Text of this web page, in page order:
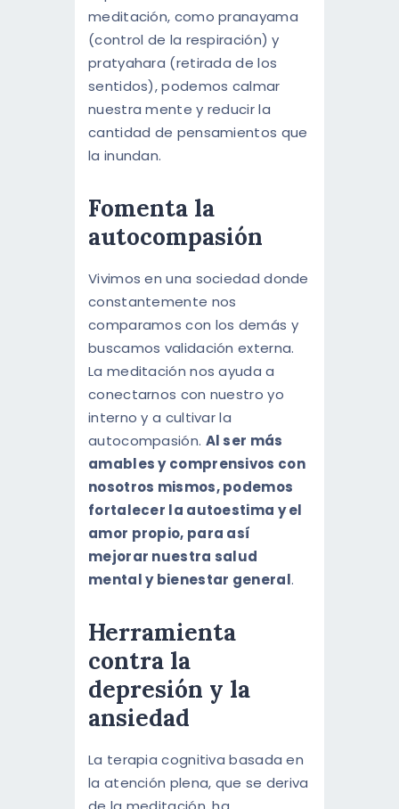
meditación, como pranayama
(control de la respiración) y
pratyahara (retirada de los
sentidos), podemos calmar
nuestra mente y reducir la
cantidad de pensamientos que
la inundan.
Fomenta la
autocompasión
Vivimos en una sociedad donde
constantemente nos
comparamos con los demás y
buscamos validación externa.
La meditación nos ayuda a
conectarnos con nuestro yo
interno y a cultivar la
autocompasión. Al ser más
amables y comprensivos con
nosotros mismos, podemos
fortalecer la autoestima y el
amor propio, para así
mejorar nuestra salud
mental y bienestar general.
Herramienta
contra la
depresión y la
ansiedad
La terapia cognitiva basada en
la atención plena, que se deriva